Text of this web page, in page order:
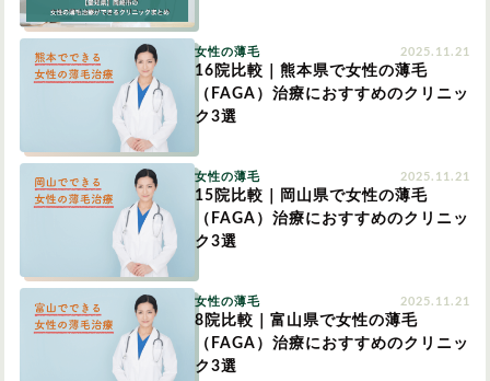
女性の薄毛 2025.11.21
16院比較｜熊本県で女性の薄毛
（FAGA）治療におすすめのクリニッ
ク3選
女性の薄毛 2025.11.21
15院比較｜岡山県で女性の薄毛
（FAGA）治療におすすめのクリニッ
ク3選
女性の薄毛 2025.11.21
8院比較｜富山県で女性の薄毛
（FAGA）治療におすすめのクリニッ
ク3選
育毛剤